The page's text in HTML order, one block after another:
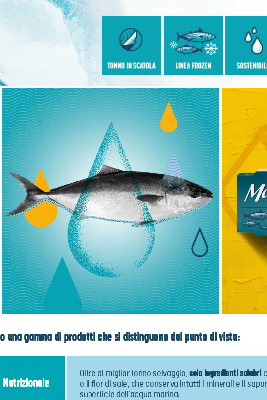
una gamma di prodotti che si distinguono dal punto di vista:
Nutrizionale
Oltre al miglior tonno selvaggio,solo ingredienti salubri
o il fior di sale, che conserva intatti i minerali e il
superficie dell’acqua marina;